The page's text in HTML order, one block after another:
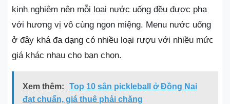
kinh nghiệm nên mỗi loại nước uống đều được pha
với hương vị vô cùng ngon miệng. Menu nước uống
ở đây khá đa dạng có nhiều loại rượu với nhiều mức
giá khác nhau cho bạn chọn.
Xem thêm:
Top 10 sân pickleball ở Đồng Nai
đạt chuẩn, giá thuê phải chăng